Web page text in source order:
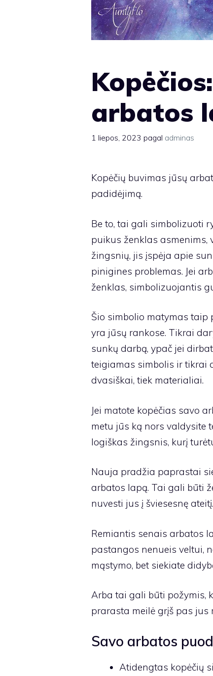
arbatos
1 liepos, 2023 pagal adminas
Kopėčių buvimas jūsų
padidėjimą.
Be to, tai gali simbolizuoti
puikus ženklas asmenims,
žingsnių, jis įspėja apie
pinigines problemas. Jei
ženklas, simbolizuojantis
Šio simbolio matymas taip
yra jūsų rankose. Tikrai
sunkų darbą, ypač jei
teigiamas simbolis ir tikrai
dvasiškai, tiek materialiai.
Jei matote kopėčias savo
metu jūs ką nors valdysite
logiškas žingsnis, kurį
Nauja pradžia paprastai
arbatos lapą. Tai gali būti
nuvesti jus į šviesesnę ateitį.
Remiantis senais arbatos
pastangos nenueis veltui,
mąstymo, bet siekiate
Arba tai gali būti požymis,
prarasta meilė grįš pas
Savo arbatos
Atidengtas kopėčių